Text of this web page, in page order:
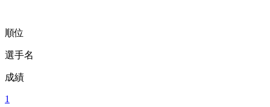
順位
選手名
成績
1